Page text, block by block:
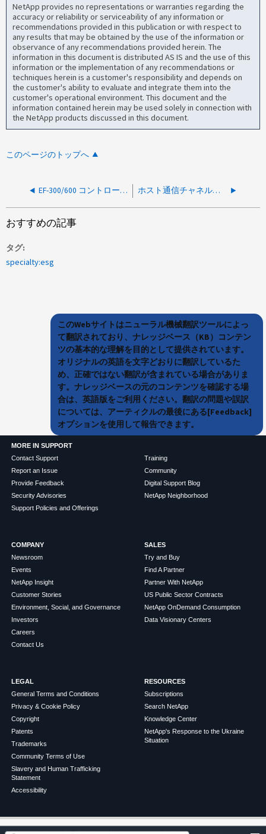
NetApp provides no representations or warranties regarding the
accuracy or reliability or serviceability of any information or
recommendations provided in this publication or with respect to
any results that may be obtained by the use of the information or
observance of any recommendations provided herein. The
information in this document is distributed AS IS and the use of this
information or the implementation of any recommendations or
techniques herein is a customer's responsibility and depends on
the customer's ability to evaluate and integrate them into the
customer's operational environment. This document and the
information contained herein may be used solely in connection with
the NetApp products discussed in this document.
このページのトップへ
EF-300/600 コントローラの予期しないリブート ホスト通信チャネルのエラーが原因でコントローラがALT NMIをヒットしてEF300アレイがパニック状態になりリブートする
おすすめの記事
タグ
specialty:esg
このWebサイトはニューラル機械翻訳ツールによっ
て翻訳されており、ナレッジベース（KB）コンテン
ツの基本的な理解を目的として提供されています。
オリジナルの英語を文字どおりに翻訳しているた
め、正確ではない翻訳が含まれている場合がありま
す。ナレッジベースの元のコンテンツを確認する場
合は、英語版をご利用ください。翻訳の問題や誤訳
については、アーティクルの最後にある[Feedback]
オプションを使用して報告できます。
MORE IN SUPPORT
Contact Support
Report an Issue
Provide Feedback
Security Advisories
Support Policies and Offerings
Training
Community
Digital Support Blog
NetApp Neighborhood
COMPANY
Newsroom
Events
NetApp Insight
Customer Stories
Environment, Social, and Governance
Investors
Careers
Contact Us
SALES
Try and Buy
Find A Partner
Partner With NetApp
US Public Sector Contracts
NetApp OnDemand Consumption
Data Visionary Centers
LEGAL
General Terms and Conditions
Privacy & Cookie Policy
Copyright
Patents
Trademarks
Community Terms of Use
Slavery and Human Trafficking
Statement
Accessibility
RESOURCES
Subscriptions
Search NetApp
Knowledge Center
NetApp's Response to the Ukraine
Situation